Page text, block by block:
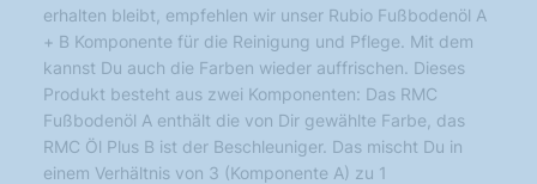
erhalten bleibt, empfehlen wir unser Rubio Fußbodenöl A
+ B Komponente für die Reinigung und Pflege. Mit dem
kannst Du auch die Farben wieder auffrischen. Dieses
Produkt besteht aus zwei Komponenten: Das RMC
Fußbodenöl A enthält die von Dir gewählte Farbe, das
RMC Öl Plus B ist der Beschleuniger. Das mischt Du in
einem Verhältnis von 3 (Komponente A) zu 1